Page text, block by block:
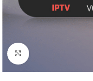
Click to enlarge